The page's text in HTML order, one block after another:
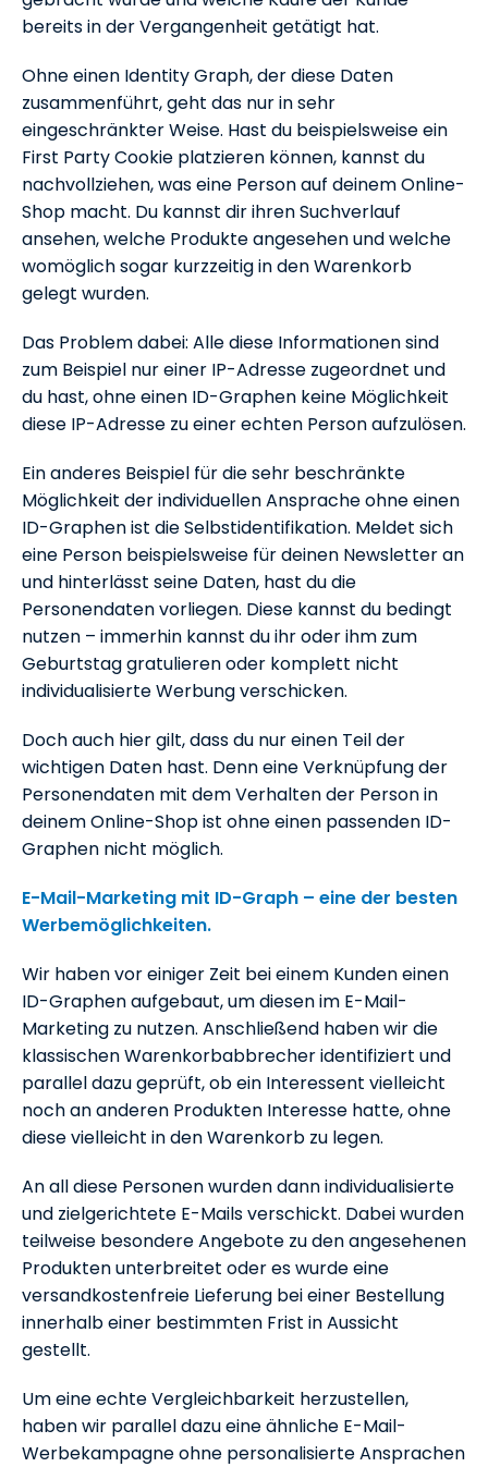
bereits in der Vergangenheit getätigt hat.
Ohne einen Identity Graph, der diese Daten
zusammenführt, geht das nur in sehr
eingeschränkter Weise. Hast du beispielsweise ein
First Party Cookie platzieren können, kannst du
nachvollziehen, was eine Person auf deinem Online-
Shop macht. Du kannst dir ihren Suchverlauf
ansehen, welche Produkte angesehen und welche
womöglich sogar kurzzeitig in den Warenkorb
gelegt wurden.
Das Problem dabei: Alle diese Informationen sind
zum Beispiel nur einer IP-Adresse zugeordnet und
du hast, ohne einen ID-Graphen keine Möglichkeit
diese IP-Adresse zu einer echten Person aufzulösen.
Ein anderes Beispiel für die sehr beschränkte
Möglichkeit der individuellen Ansprache ohne einen
ID-Graphen ist die Selbstidentifikation. Meldet sich
eine Person beispielsweise für deinen Newsletter an
und hinterlässt seine Daten, hast du die
Personendaten vorliegen. Diese kannst du bedingt
nutzen – immerhin kannst du ihr oder ihm zum
Geburtstag gratulieren oder komplett nicht
individualisierte Werbung verschicken.
Doch auch hier gilt, dass du nur einen Teil der
wichtigen Daten hast. Denn eine Verknüpfung der
Personendaten mit dem Verhalten der Person in
deinem Online-Shop ist ohne einen passenden ID-
Graphen nicht möglich.
E-Mail-Marketing mit ID-Graph – eine der besten
Werbemöglichkeiten.
Wir haben vor einiger Zeit bei einem Kunden einen
ID-Graphen aufgebaut, um diesen im E-Mail-
Marketing zu nutzen. Anschließend haben wir die
klassischen Warenkorbabbrecher identifiziert und
parallel dazu geprüft, ob ein Interessent vielleicht
noch an anderen Produkten Interesse hatte, ohne
diese vielleicht in den Warenkorb zu legen.
An all diese Personen wurden dann individualisierte
und zielgerichtete E-Mails verschickt. Dabei wurden
teilweise besondere Angebote zu den angesehenen
Produkten unterbreitet oder es wurde eine
versandkostenfreie Lieferung bei einer Bestellung
innerhalb einer bestimmten Frist in Aussicht
gestellt.
Um eine echte Vergleichbarkeit herzustellen,
haben wir parallel dazu eine ähnliche E-Mail-
Werbekampagne ohne personalisierte Ansprachen